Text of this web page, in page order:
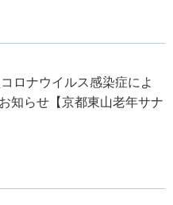
ロナウイルス感染症によ
知らせ【京都東山老年サナ